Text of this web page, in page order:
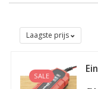
op de accu
Verwar de term
een druppellader - op
preventief
voor het type
Laagste prijs
SALE